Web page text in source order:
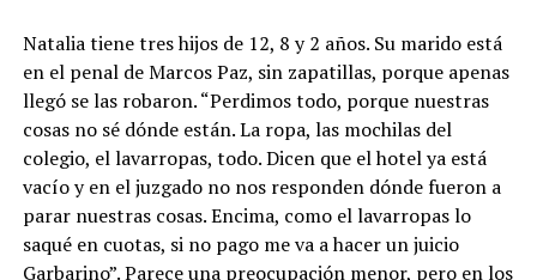
Natalia tiene tres hijos de 12, 8 y 2 años. Su marido está
en el penal de Marcos Paz, sin zapatillas, porque apenas
llegó se las robaron. “Perdimos todo, porque nuestras
cosas no sé dónde están. La ropa, las mochilas del
colegio, el lavarropas, todo. Dicen que el hotel ya está
vacío y en el juzgado no nos responden dónde fueron a
parar nuestras cosas. Encima, como el lavarropas lo
saqué en cuotas, si no pago me va a hacer un juicio
Garbarino”. Parece una preocupación menor, pero en los